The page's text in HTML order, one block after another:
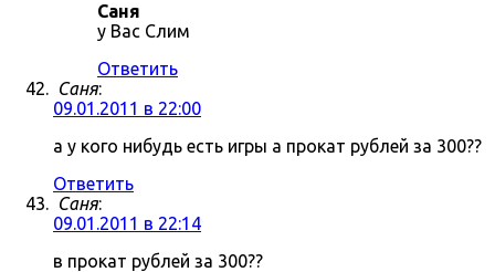
Саня
у Вас Слим
Ответить
Саня:
09.01.2011 в 22:00
а у кого нибудь есть игры а прокат рублей за 300??
Ответить
Саня:
09.01.2011 в 22:14
в прокат рублей за 300??